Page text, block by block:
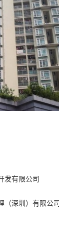
发有限公司
（深圳）有限公